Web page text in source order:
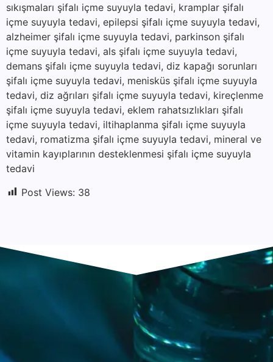
sıkışmaları şifalı içme suyuyla tedavi, kramplar şifalı
içme suyuyla tedavi, epilepsi şifalı içme suyuyla tedavi,
alzheimer şifalı içme suyuyla tedavi, parkinson şifalı
içme suyuyla tedavi, als şifalı içme suyuyla tedavi,
demans şifalı içme suyuyla tedavi, diz kapağı sorunları
şifalı içme suyuyla tedavi, menisküs şifalı içme suyuyla
tedavi, diz ağrıları şifalı içme suyuyla tedavi, kireçlenme
şifalı içme suyuyla tedavi, eklem rahatsızlıkları şifalı
içme suyuyla tedavi, iltihaplanma şifalı içme suyuyla
tedavi, romatizma şifalı içme suyuyla tedavi, mineral ve
vitamin kayıplarının desteklenmesi şifalı içme suyuyla
tedavi
Post Views: 38